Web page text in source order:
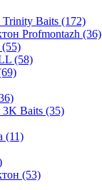
Baits (172)
Profmontazh (36)
(58)
Baits (35)
(11)
(53)